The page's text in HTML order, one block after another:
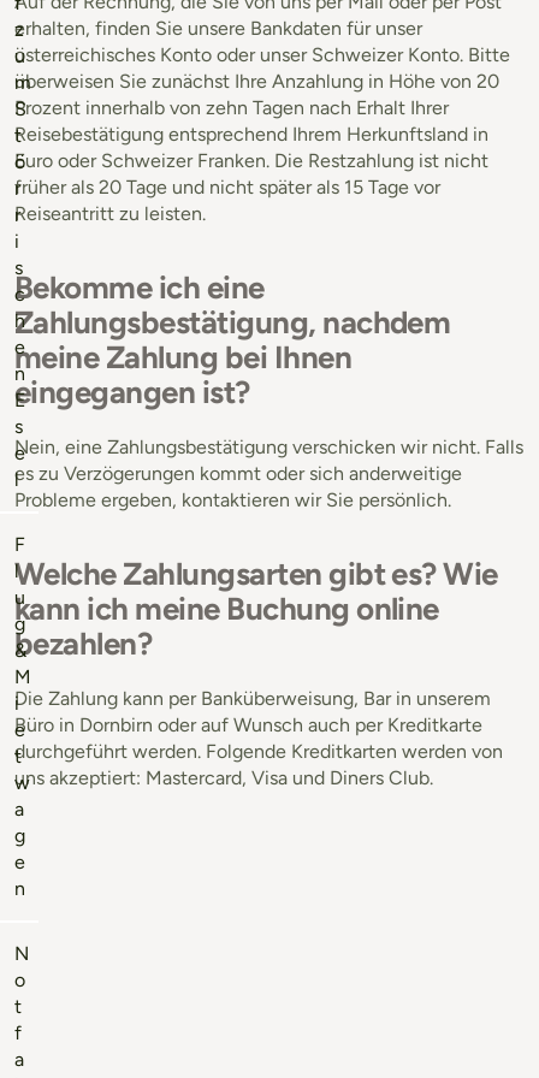
erhalten, finden Sie unsere Bankdaten für unser
österreichisches Konto oder unser Schweizer Konto. Bitte
überweisen Sie zunächst Ihre Anzahlung in Höhe von 20
Prozent innerhalb von zehn Tagen nach Erhalt Ihrer
Reisebestätigung entsprechend Ihrem Herkunftsland in
Euro oder Schweizer Franken. Die Restzahlung ist nicht
früher als 20 Tage und nicht später als 15 Tage vor
Reiseantritt zu leisten.
Bekomme ich eine
Zahlungsbestätigung, nachdem
meine Zahlung bei Ihnen
eingegangen ist?
Nein, eine Zahlungsbestätigung verschicken wir nicht. Falls
es zu Verzögerungen kommt oder sich anderweitige
Probleme ergeben, kontaktieren wir Sie persönlich.
Welche Zahlungsarten gibt es? Wie
kann ich meine Buchung online
bezahlen?
Die Zahlung kann per Banküberweisung, Bar in unserem
Büro in Dornbirn oder auf Wunsch auch per Kreditkarte
durchgeführt werden. Folgende Kreditkarten werden von
uns akzeptiert: Mastercard, Visa und Diners Club.
z
u
m
S
t
ö
r
r
i
s
c
h
e
n
E
s
e
l
F
l
u
g
&
M
i
e
t
w
a
g
e
n
N
o
t
f
a